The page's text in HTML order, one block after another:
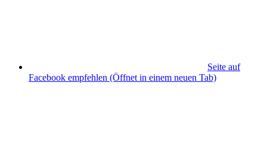
Seite auf
Facebook empfehlen (Öffnet in einem neuen Tab)